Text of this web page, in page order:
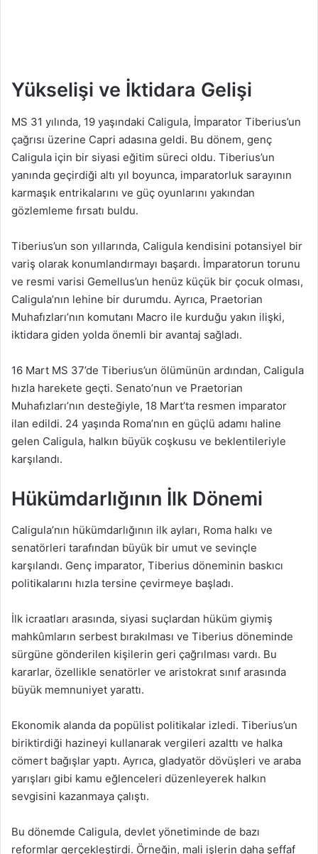
Yükselişi ve İktidara Gelişi
MS 31 yılında, 19 yaşındaki Caligula, İmparator Tiberius’un
çağrısı üzerine Capri adasına geldi. Bu dönem, genç
Caligula için bir siyasi eğitim süreci oldu. Tiberius’un
yanında geçirdiği altı yıl boyunca, imparatorluk sarayının
karmaşık entrikalarını ve güç oyunlarını yakından
gözlemleme fırsatı buldu.
Tiberius’un son yıllarında, Caligula kendisini potansiyel bir
variş olarak konumlandırmayı başardı. İmparatorun torunu
ve resmi varisi Gemellus’un henüz küçük bir çocuk olması,
Caligula’nın lehine bir durumdu. Ayrıca, Praetorian
Muhafızları’nın komutanı Macro ile kurduğu yakın ilişki,
iktidara giden yolda önemli bir avantaj sağladı.
16 Mart MS 37’de Tiberius’un ölümünün ardından, Caligula
hızla harekete geçti. Senato’nun ve Praetorian
Muhafızları’nın desteğiyle, 18 Mart’ta resmen imparator
ilan edildi. 24 yaşında Roma’nın en güçlü adamı haline
gelen Caligula, halkın büyük coşkusu ve beklentileriyle
karşılandı.
Hükümdarlığının İlk Dönemi
Caligula’nın hükümdarlığının ilk ayları, Roma halkı ve
senatörleri tarafından büyük bir umut ve sevinçle
karşılandı. Genç imparator, Tiberius döneminin baskıcı
politikalarını hızla tersine çevirmeye başladı.
İlk icraatları arasında, siyasi suçlardan hüküm giymiş
mahkûmların serbest bırakılması ve Tiberius döneminde
sürgüne gönderilen kişilerin geri çağrılması vardı. Bu
kararlar, özellikle senatörler ve aristokrat sınıf arasında
büyük memnuniyet yarattı.
Ekonomik alanda da popülist politikalar izledi. Tiberius’un
biriktirdiği hazineyi kullanarak vergileri azalttı ve halka
cömert bağışlar yaptı. Ayrıca, gladyatör dövüşleri ve araba
yarışları gibi kamu eğlenceleri düzenleyerek halkın
sevgisini kazanmaya çalıştı.
Bu dönemde Caligula, devlet yönetiminde de bazı
reformlar gerçekleştirdi. Örneğin, mali işlerin daha şeffaf